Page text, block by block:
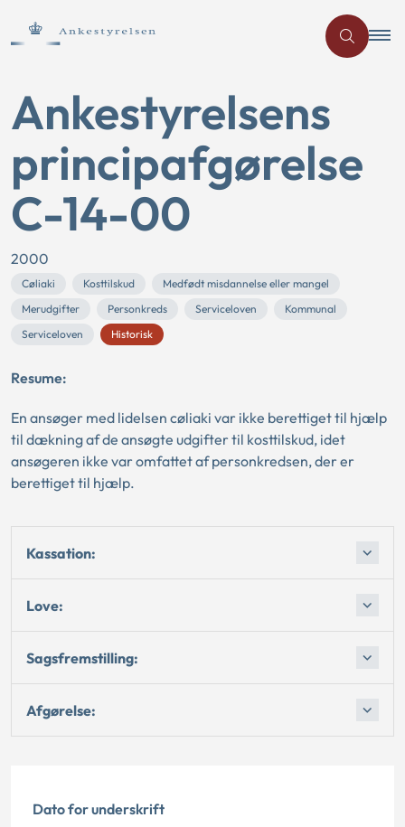
Ankestyrelsens
principafgørelse
C-14-00
2000
Cøliaki Kosttilskud
Medfødt misdannelse eller mangel
Merudgifter
Personkreds Serviceloven
Kommunal
Serviceloven
Historisk
Resume:
En ansøger med lidelsen cøliaki var ikke berettiget til hjælp
til dækning af de ansøgte udgifter til kosttilskud, idet
ansøgeren ikke var omfattet af personkredsen, der er
berettiget til hjælp.
Kassation:
Love:
Sagsfremstilling:
Afgørelse:
Dato for underskrift